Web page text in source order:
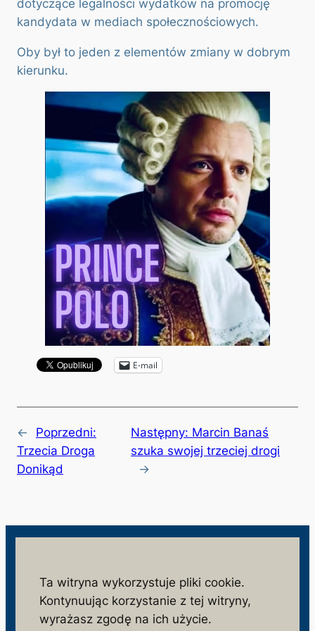
dotyczące legalności wydatków na promocję
kandydata w mediach społecznościowych.
Oby był to jeden z elementów zmiany w dobrym
kierunku.
E-mail
←
Poprzedni:
Trzecia Droga
Donikąd
Następny: Marcin Banaś
szuka swojej trzeciej drogi
→
monitorujemy działania niezgodne z interesem
społeczeństwa i państwa polskiego
Ta witryna wykorzystuje pliki cookie.
Kontynuując korzystanie z tej witryny,
wyrażasz zgodę na ich użycie.